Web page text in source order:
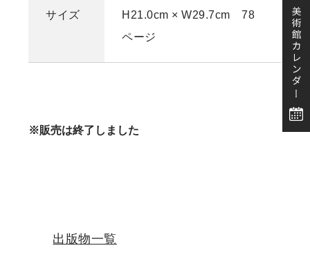
サイズ
H21.0cm × W29.7cm 78
ページ
※販売は終了しました
出版物一覧